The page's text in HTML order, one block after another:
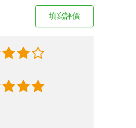
填寫評價